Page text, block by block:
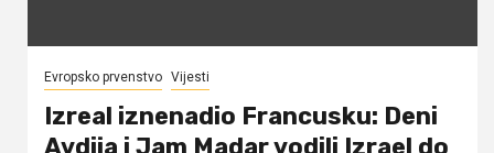
Evropsko prvenstvo Vijesti
Izreal iznenadio Francusku: Deni
Avdija i Jam Madar vodili Izrael do